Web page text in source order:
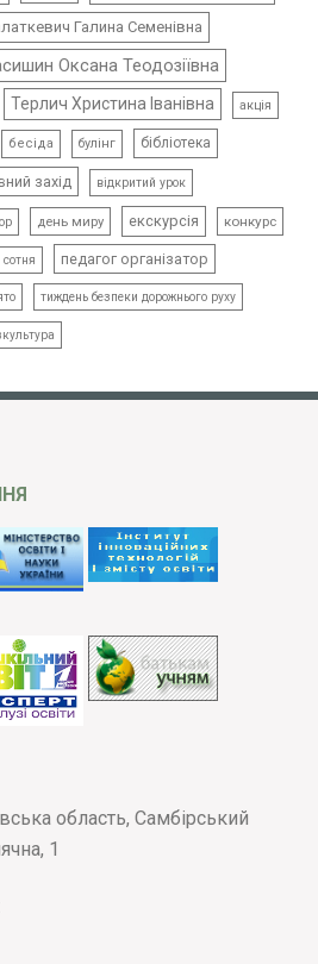
Галина Семенівна
Оксана Теодозіївна
Терлич Христина Іванівна акція
бесіда булінг бібліотека
захід відкритий урок
день миру екскурсія конкурс
сотня педагог організатор
тиждень безпеки дорожнього руху
область, Самбірський
1